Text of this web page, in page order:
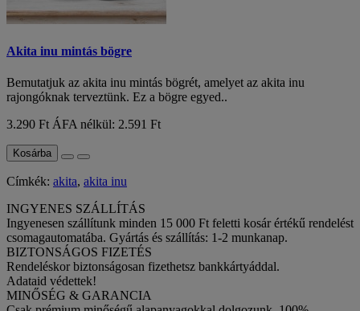
Akita inu mintás bögre
Bemutatjuk az akita inu mintás bögrét, amelyet az akita inu
rajongóknak terveztünk. Ez a bögre egyed..
3.290 Ft ÁFA nélkül: 2.591 Ft
Kosárba
Címkék: akita, akita inu
INGYENES SZÁLLÍTÁS
Ingyenesen szállítunk minden 15 000 Ft feletti kosár értékű rendelést
csomagautomatába. Gyártás és szállítás: 1-2 munkanap.
BIZTONSÁGOS FIZETÉS
Rendeléskor biztonságosan fizethetsz bankkártyáddal.
Adataid védettek!
MINŐSÉG & GARANCIA